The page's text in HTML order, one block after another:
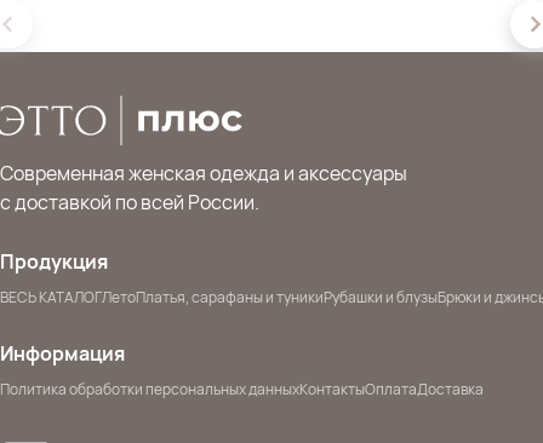
Современная женская одежда и аксессуары
с доставкой по всей России.
Продукция
ВЕСЬ КАТАЛОГЛетоПлатья, сарафаны и туникиРубашки и блузыБрюки и
Информация
Политика обработки персональных данныхКонтактыОплатаДоставка